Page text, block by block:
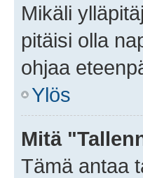
Mikäli
pitäisi olla
ohjaa
Ylös
Mitä
Tämä antaa